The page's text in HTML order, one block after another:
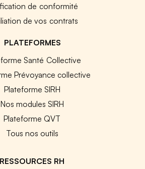
de conformité
de vos contrats
PLATEFORMES
Santé Collective
Prévoyance collective
Plateforme SIRH
Nos modules SIRH
Plateforme QVT
Tous nos outils
RESSOURCES RH